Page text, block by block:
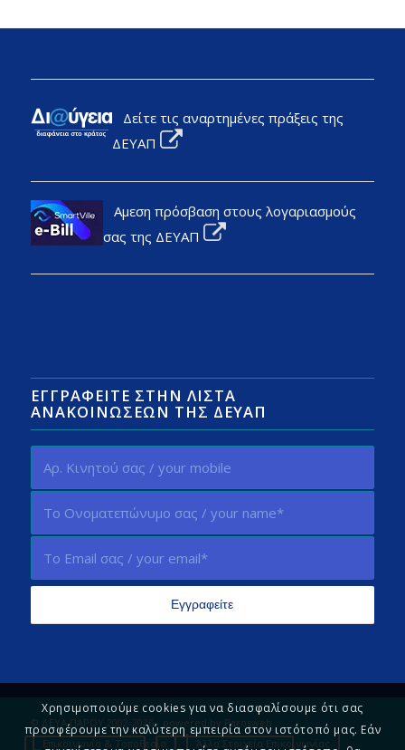
Δείτε τις αναρτημένες πράξεις της
ΔΕΥΑΠ
Αμεση πρόσβαση στους λογαριασμούς
σας της ΔΕΥΑΠ
ΕΓΓΡΑΦΕΊΤΕ ΣΤΗΝ ΛΊΣΤΑ
ΑΝΑΚΟΙΝΏΣΕΩΝ ΤΗΣ ΔΕΥΑΠ
© ΔΕΥΑ ΠΑΡΟΥ 2002-2026 - powered by Parosweb
Επικοινωνία & Τοποθεσία
Άλλα Στοιχεία Επικοινωνίας
Χρησιμοποιούμε cookies για να διασφαλίσουμε ότι σας
προσφέρουμε την καλύτερη εμπειρία στον ιστότοπό μας. Εάν